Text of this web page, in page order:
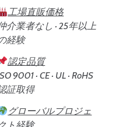
工場直販価格
介業者なし · 25年以上
経験
認定品質
9001 · CE · UL · RoHS
証取得
グローバルプロジェ